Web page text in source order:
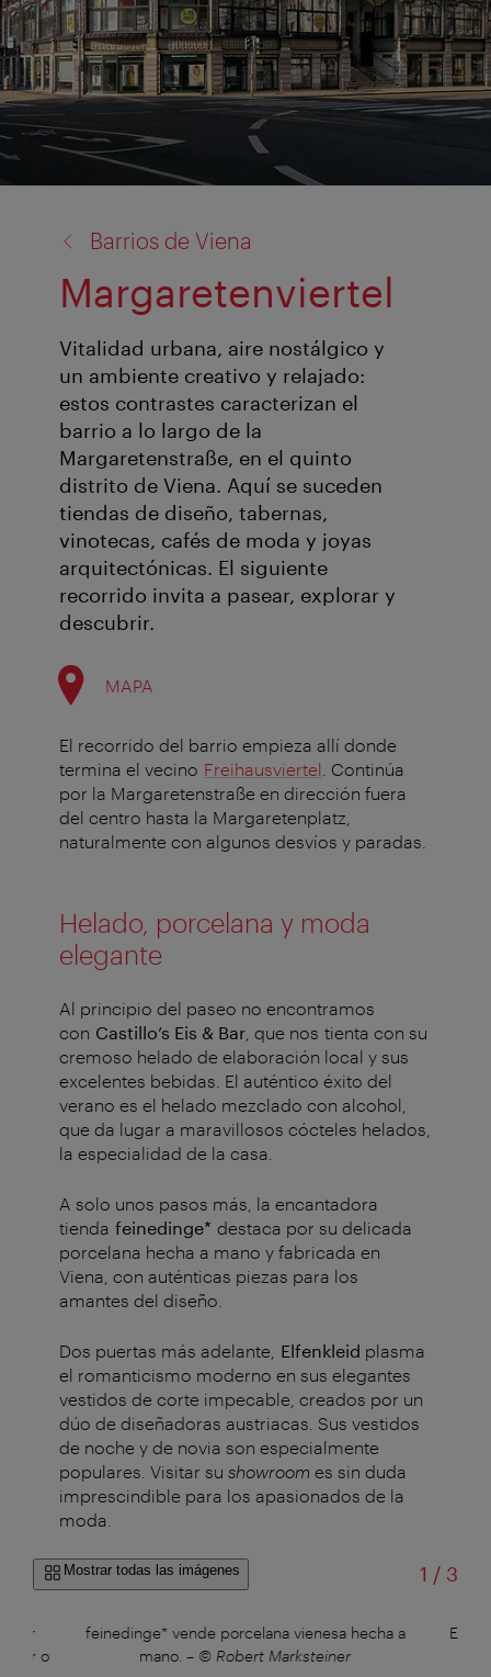
Barrios de Viena
Margaretenviertel
Vitalidad urbana, aire nostálgico y
un ambiente creativo y relajado:
estos contrastes caracterizan el
barrio a lo largo de la
Margaretenstraße, en el quinto
distrito de Viena. Aquí se suceden
tiendas de diseño, tabernas,
vinotecas, cafés de moda y joyas
arquitectónicas. El siguiente
recorrido invita a pasear, explorar y
descubrir.
MAPA
El recorrido del barrio empieza allí donde
termina el vecino Freihausviertel . Continúa
por la Margaretenstraße en dirección fuera
del centro hasta la Margaretenplatz,
naturalmente con algunos desvíos y paradas.
Helado, porcelana y moda
elegante
Al principio del paseo no encontramos
con Castillo’s Eis & Bar , que nos tienta con su
cremoso helado de elaboración local y sus
excelentes bebidas. El auténtico éxito del
verano es el helado mezclado con alcohol,
que da lugar a maravillosos cócteles helados,
la especialidad de la casa.
A solo unos pasos más, la encantadora
tienda feinedinge* destaca por su delicada
porcelana hecha a mano y fabricada en
Viena, con auténticas piezas para los
amantes del diseño.
Dos puertas más adelante, Elfenkleid plasma
el romanticismo moderno en sus elegantes
vestidos de corte impecable, creados por un
dúo de diseñadoras austriacas. Sus vestidos
de noche y de novia son especialmente
populares. Visitar su showroom es sin duda
imprescindible para los apasionados de la
moda.
Mostrar todas las imágenes 1 /de
3
por
Bar o
feinedinge* vende porcelana vienesa hecha a
mano.– © Robert Marksteiner
En